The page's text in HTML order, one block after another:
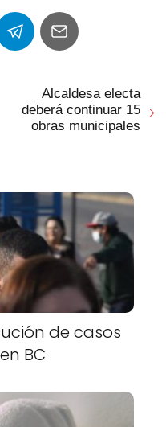
Alcaldesa electa
deberá continuar 15
obras municipales
de casos
BC